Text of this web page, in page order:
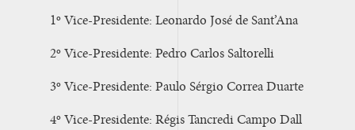
1º Vice-Presidente: Leonardo José de Sant’Ana
2º Vice-Presidente: Pedro Carlos Saltorelli
3º Vice-Presidente: Paulo Sérgio Correa Duarte
4º Vice-Presidente: Régis Tancredi Campo Dall